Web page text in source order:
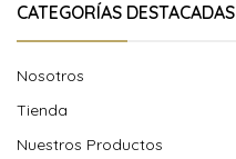
CATEGORÍAS DESTACADAS
Nosotros
Tienda
Nuestros Productos